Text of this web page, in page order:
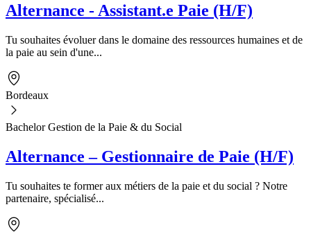
Alternance - Assistant.e Paie (H/F)
Tu souhaites évoluer dans le domaine des ressources humaines et de
la paie au sein d'une...
Bordeaux
Bachelor Gestion de la Paie & du Social
Alternance – Gestionnaire de Paie (H/F)
Tu souhaites te former aux métiers de la paie et du social ? Notre
partenaire, spécialisé...